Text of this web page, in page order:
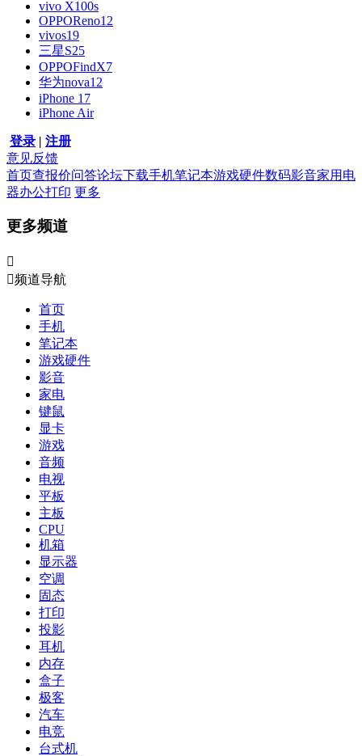
vivo X100s
OPPOReno12
vivos19
三星S25
OPPOFindX7
华为nova12
iPhone 17
iPhone Air
登录 | 注册
意见反馈
首页查报价问答论坛下载手机笔记本游戏硬件数码影音家用电
器办公打印 更多
更多频道

频道导航
首页
手机
笔记本
游戏硬件
影音
家电
键鼠
显卡
游戏
音频
电视
平板
主板
CPU
机箱
显示器
空调
固态
打印
投影
耳机
内存
盒子
极客
汽车
电竞
台式机